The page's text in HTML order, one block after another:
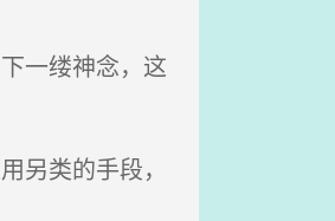
一缕神念，这
另类的手段，